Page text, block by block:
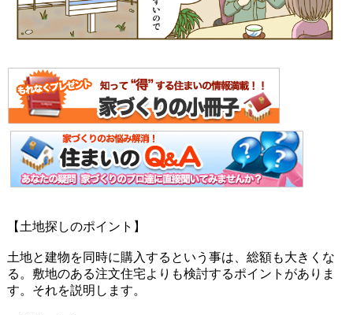
【土地探しのポイント】
土地と建物を同時に購入するという事は、総額も大きくな
る。敷地のある注文住宅よりも検討するポイントがありま
す。それを説明します。